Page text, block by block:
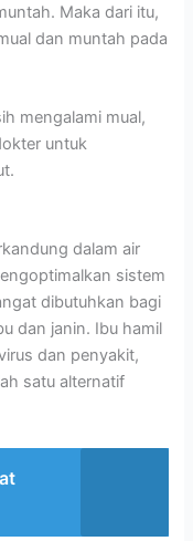
Maka dari itu,
dan muntah pada
mengalami mual,
untuk
dalam air
sistem
dibutuhkan bagi
dan janin. Ibu hamil
dan penyakit,
satu alternatif